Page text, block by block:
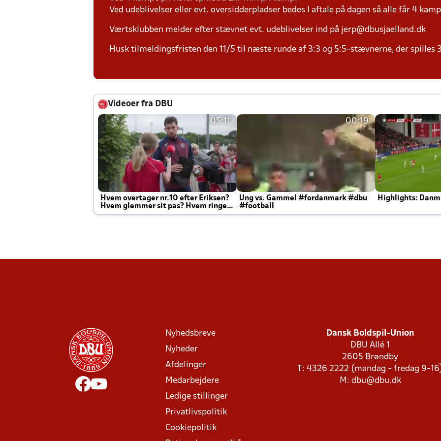
Ved udeblivelser eller evt. oversidderpladser bedes I aftale på dagen så alle får 4
Værtsklubben melder efter stævnet evt. udeblivelser ind på jerp@dbusjaelland.dk
Husk tilmeldingsfristen den 11/5 til næste runde af 3:3 og 5:5-stævnerne, der spilles
Videoer fra DBU
05:11
Hvem overtager nr.10 efter Eriksen?
Hvem glemmer sit pas? Hvem ringer
Joachim altid til efter kampe?
00:19
Ung vs. Gammel #fordanmark #dbu
#football
Highlights:
Nyhedsbreve
Nyheder
Afdelinger
Medarbejdere
Ledige stillinger
Privatlivspolitik
Cookiepolitik
Dansk Boldspil-Union
DBU Allé 1
2605 Brøndby
T: 4326 2222 (mandag - fredag 9-
M: dbu@dbu.dk